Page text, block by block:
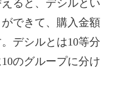
ると、デシルとい
できて、購入金額
デシルとは10等分
のグループに分け